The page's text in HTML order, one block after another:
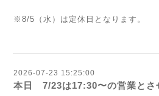
※8/5（水）は定休日となります。
2026-07-23 15:25:00
本日 7/23は17:30〜の営業とさ